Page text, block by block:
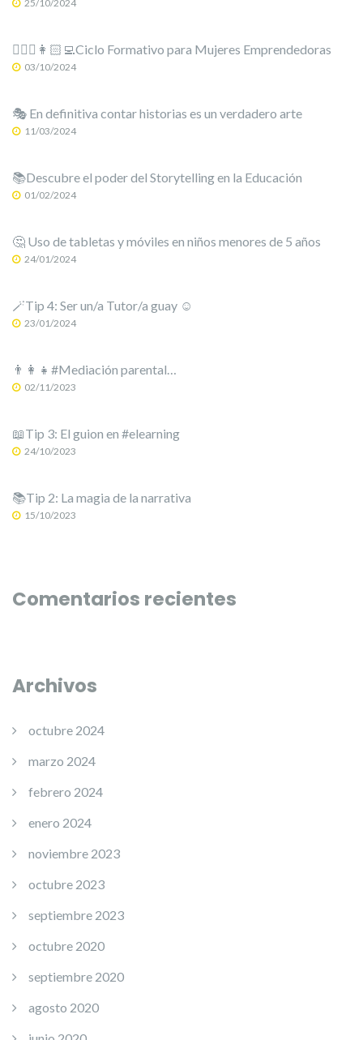
25/10/2024
🙋🏻‍♀️👩🏻‍💻Ciclo Formativo para Mujeres Emprendedoras
03/10/2024
🎭 En definitiva contar historias es un verdadero arte
11/03/2024
📚Descubre el poder del Storytelling en la Educación
01/02/2024
🤔 Uso de tabletas y móviles en niños menores de 5 años
24/01/2024
🪄Tip 4: Ser un/a Tutor/a guay ☺️
23/01/2024
👨‍👩‍👧#Mediación parental…
02/11/2023
📖Tip 3: El guion en #elearning
24/10/2023
📚Tip 2: La magia de la narrativa
15/10/2023
Comentarios recientes
Archivos
octubre 2024
marzo 2024
febrero 2024
enero 2024
noviembre 2023
octubre 2023
septiembre 2023
octubre 2020
septiembre 2020
agosto 2020